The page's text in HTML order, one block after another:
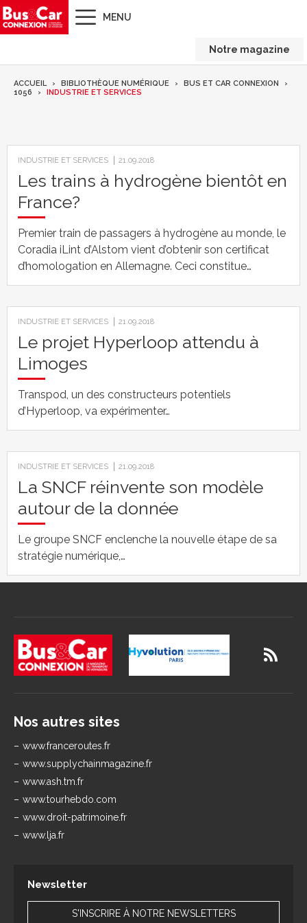
MENU
Notre magazine
ACCUEIL BIBLIOTHÈQUE NUMÉRIQUE
BUS ET CAR CONNEXION
1056
INDUSTRIE ET SERVICES
INDUSTRIE ET SERVICES 21.09.2018
Les trains à hydrogène bientôt en
France?
Premier train de passagers à hydrogène au monde, le
Coradia iLint d’Alstom vient d’obtenir son certificat
d’homologation en Allemagne. Ceci constitue…
INDUSTRIE ET SERVICES 21.09.2018
Le projet Hyperloop attendu à
Limoges
Transpod, un des constructeurs potentiels
d’Hyperloop, va expérimenter…
INDUSTRIE ET SERVICES 21.09.2018
La SNCF réinvente son modèle
autour de la donnée
Le groupe SNCF enclenche la nouvelle étape de sa
stratégie numérique,…
Nos autres sites
www.franceroutes.fr
www.supplychainmagazine.fr
www.ash.tm.fr
www.tourhebdo.com
www.droit-patrimoine.fr
www.lja.fr
Newsletter
S'INSCRIRE À NOTRE NEWSLETTERS